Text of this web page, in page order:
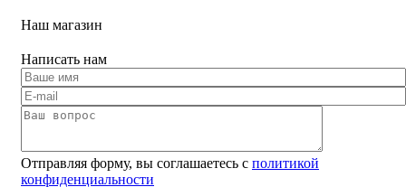
Наш магазин
Написать нам
Отправляя форму, вы соглашаетесь с политикой
конфиденциальности